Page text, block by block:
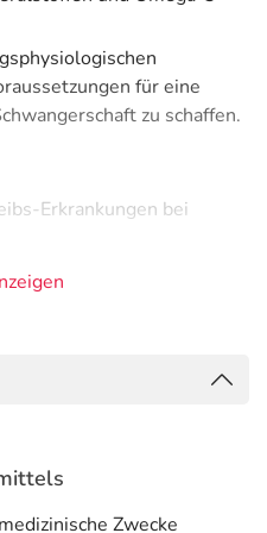
für eine
zu schaffen.
Erkrankungen bei
von
- Aber therapierbar!
Zwecke